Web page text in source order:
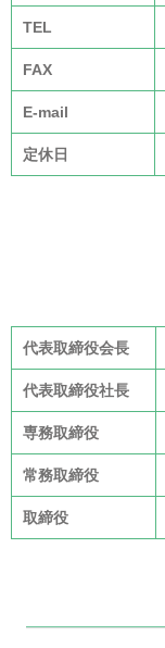
TEL
FAX
E-mail
定休日
代表取締役会長
代表取締役社長
専務取締役
常務取締役
取締役